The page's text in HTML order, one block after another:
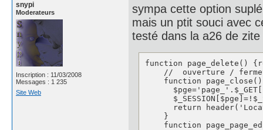
snypi
Moderateurs
Inscription : 11/03/2008
Messages : 1 235
Site Web
sympa cette option
mais un ptit souci avec
testé dans la a26 de
function page_delete()
//  ouverture /
function
return
    }
function